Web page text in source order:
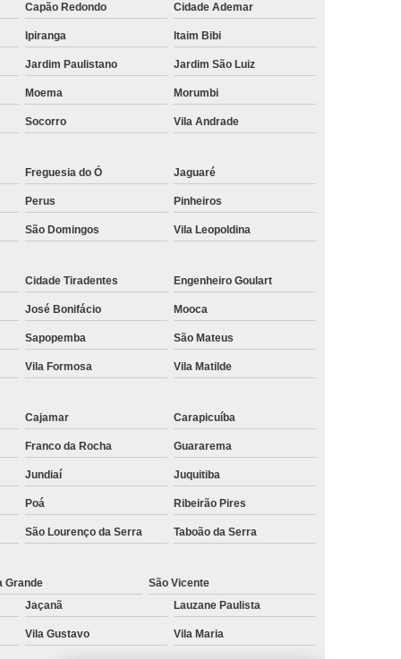
da Barba São Caetano do Sul
de Barba ABC Paulista
na Barba Rio Grande da Serra
ABC Paulista
Pigmentação Capilar
Capilar Definitiva
Pigmentação Capilar em 3d
Pigmentação Capilar Feminina
Pigmentação Capilar para Homens
Pigmentação de Couro Cabeludo
Preenchimento Capilar com Micro Ponto
Preenchimento Capilar com Pigmentação
Preenchimento Capilar em Mulheres
Preenchimento Capilar Masculino
Tratamento de Calvície Natural
para a Calvície com Micropigmentação
Tratamento para Calvície com Micopigmentação
Tratamento para Calvície Masculina
Capão Redondo Cidade Ademar
Ipiranga Itaim Bibi
Jardim Paulistano Jardim São Luiz
Moema Morumbi
Socorro Vila Andrade
Freguesia do Ó Jaguaré
Perus Pinheiros
São Domingos Vila Leopoldina
Cidade Tiradentes Engenheiro Goulart
José Bonifácio Mooca
Sapopemba São Mateus
Vila Formosa Vila Matilde
Cajamar Carapicuíba
Franco da Rocha Guararema
Jundiaí Juquitiba
Poá Ribeirão Pires
São Lourenço da Serra Taboão da Serra
Grande
São Vicente
Jaçanã Lauzane Paulista
Vila Gustavo Vila Maria